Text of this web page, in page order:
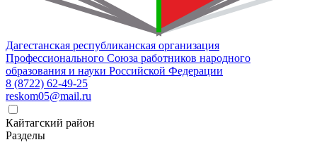
Дагестанская республиканская организация
Профессионального Союза работников народного
образования и науки Российской Федерации
8 (8722) 62-49-25
reskom05@mail.ru
Кайтагский район
Разделы